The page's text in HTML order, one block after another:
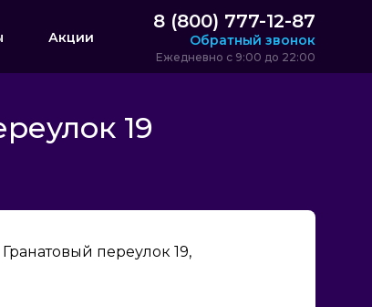
Акции
8 (800) 777-12-87
Обратный звонок
Ежедневно с 9:00 до 22:00
19
переулок 19,